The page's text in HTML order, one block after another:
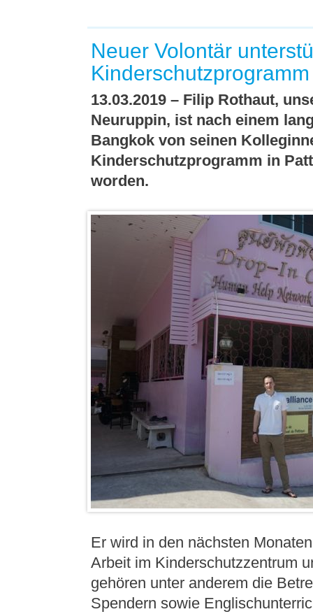
Neuer Volontär
13.03.2019 – Filip Rothaut,
Neuruppin, ist nach einem
Bangkok von seinen
Kinderschutzprogramm in
worden.
Er wird in den nächsten
Arbeit im Kinderschutzzentrum
gehören unter anderem die
Spendern sowie